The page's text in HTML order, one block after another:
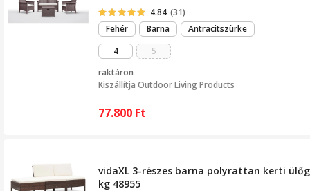
4.84 (31)
Fehér
Barna
Antracitszürke
4
5
raktáron
Kiszállítja Outdoor Living Products
77.800 Ft
vidaXL 3-részes barna polyrattan kerti
kg 48955